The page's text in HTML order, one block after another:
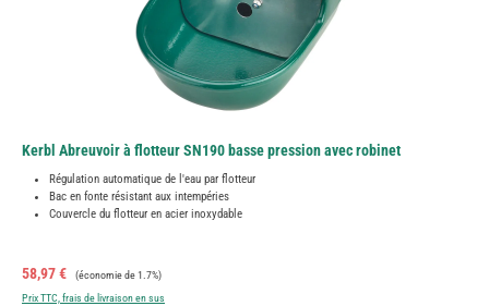
Kerbl Abreuvoir à flotteur SN190 basse pression avec robinet
Régulation automatique de l'eau par flotteur
Bac en fonte résistant aux intempéries
Couvercle du flotteur en acier inoxydable
Prix de vente :
58,97 € Prix régulier :
(économie de 1.7%)
Prix TTC, frais de livraison en sus